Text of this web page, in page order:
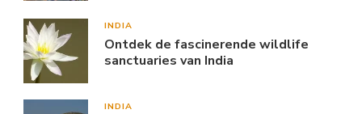
INDIA
Ontdek de fascinerende wildlife
sanctuaries van India
INDIA